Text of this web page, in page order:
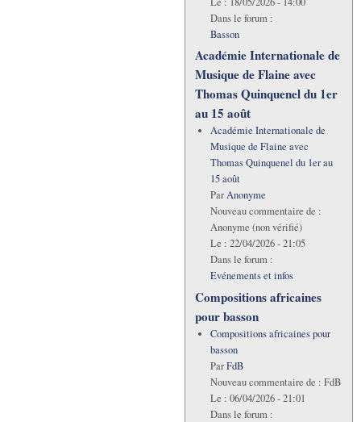
Dans le forum :
Basson
Académie Internationale de
Musique de Flaine avec
Thomas Quinquenel du 1er
au 15 août
Académie Internationale de
Musique de Flaine avec
Thomas Quinquenel du 1er au
15 août
ParAnonyme
Nouveau commentaire de :
Anonyme (non vérifié)
Le : 22/04/2026 - 21:05
Dans le forum :
Evénements et infos
Compositions africaines
pour basson
Compositions africaines pour
basson
ParFdB
Nouveau commentaire de : FdB
Le : 06/04/2026 - 21:01
Dans le forum :